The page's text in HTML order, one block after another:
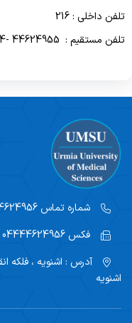
دبیرخانه
بیمه های طرف قرارداد
واحد آمار
تلفن داخلی : 216
تلفن مستقیم : 44624955 -044
شماره تماس
فکس
آدرس : اشنویه ، فلکه
اشنویه